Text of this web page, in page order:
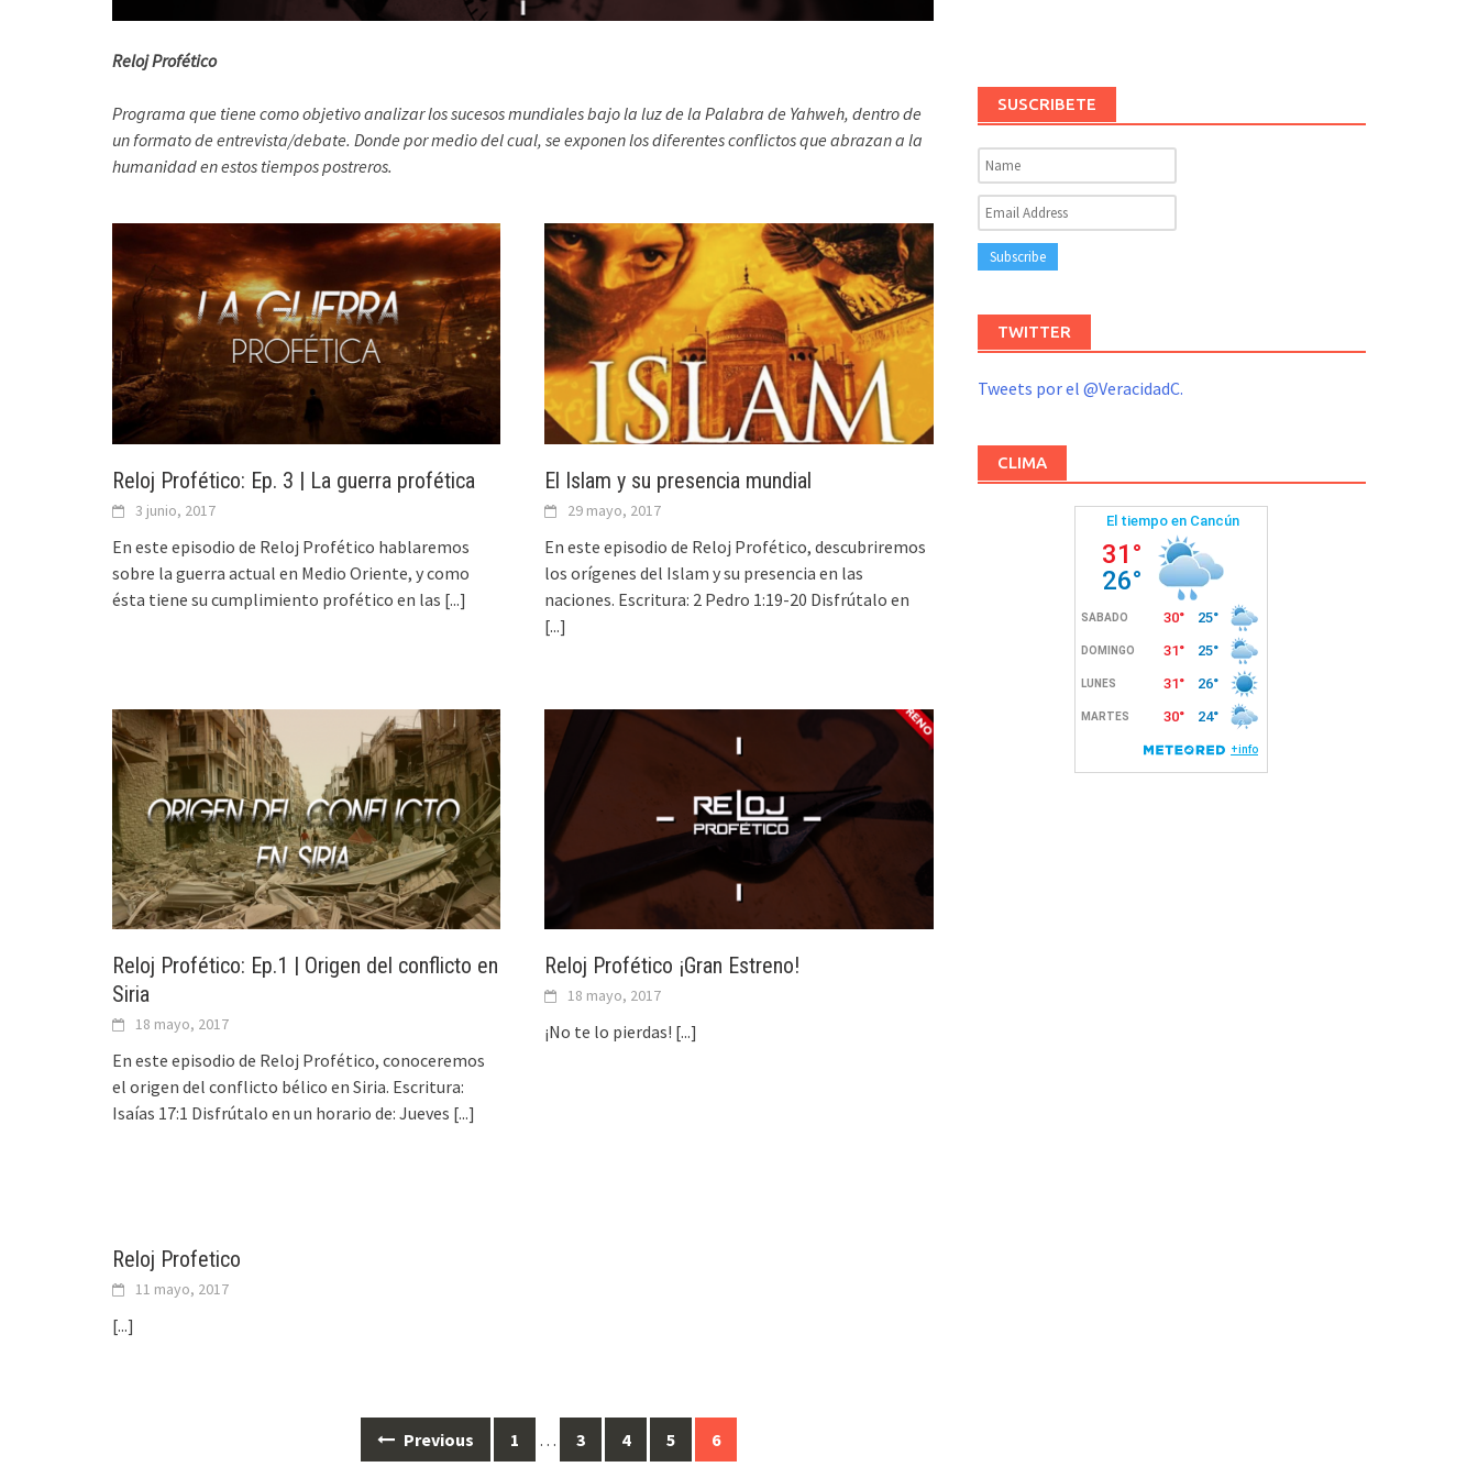
Reloj Profético
Programa que tiene como objetivo analizar los sucesos mundiales bajo la luz de la Palabra de Yahweh, dentro de
un formato de entrevista/debate. Donde por medio del cual, se exponen los diferentes conflictos que abrazan a la
humanidad en estos tiempos postreros.
Reloj Profético: Ep. 3 | La guerra profética
3 junio, 2017
En este episodio de Reloj Profético hablaremos
sobre la guerra actual en Medio Oriente, y como
ésta tiene su cumplimiento profético en las [...]
El Islam y su presencia mundial
29 mayo, 2017
En este episodio de Reloj Profético, descubriremos
los orígenes del Islam y su presencia en las
naciones. Escritura: 2 Pedro 1:19-20 Disfrútalo en
[...]
Reloj Profético: Ep.1 | Origen del conflicto en
Siria
18 mayo, 2017
En este episodio de Reloj Profético, conoceremos
el origen del conflicto bélico en Siria. Escritura:
Isaías 17:1 Disfrútalo en un horario de: Jueves [...]
Reloj Profético ¡Gran Estreno!
18 mayo, 2017
¡No te lo pierdas! [...]
Reloj Profetico
11 mayo, 2017
[...]
Previous 1 … 3 4 5 6
SUSCRIBETE
TWITTER
Tweets por el @VeracidadC.
CLIMA